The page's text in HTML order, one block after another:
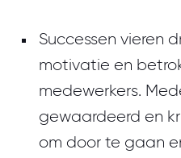
Successen vieren
motivatie en
medewerkers.
gewaardeerd en
om door te gaan